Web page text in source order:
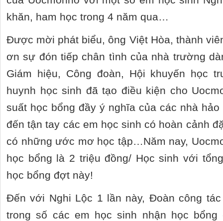
khăn, ham học trong 4 năm qua…
Được mời phát biểu, ông Việt Hòa, thành
ơn sự đón tiếp chân tình của nhà trường
Giám hiệu, Công đoàn, Hội khuyến học
huynh học sinh đã tạo điều kiện cho
suất học bổng đầy ý nghĩa của các nhà
đến tận tay các em học sinh có hoàn cảnh
có những ước mơ học tập…Năm nay,
học bổng là 2 triệu đồng/ Học sinh với
học bổng đợt này!
Đến với Nghi Lộc 1 lần này, Đoàn công
trong số các em học sinh nhận học